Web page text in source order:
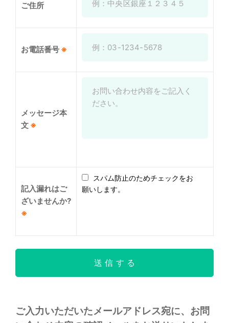
ご住所
お電話番号 ※
メッセージ本
文 ※
記入漏れはご
ざいませんか?
※
スパム防止のためチェックをお
願いします。
ご入力いただいたメールアドレス宛に、お問